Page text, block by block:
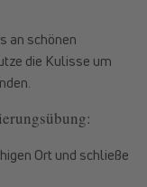
an schönen
die Kulisse um
Ort und schließe